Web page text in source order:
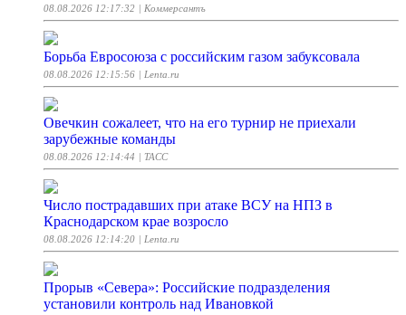
08.08.2026 12:17:32 | Коммерсантъ
Борьба Евросоюза с российским газом забуксовала
08.08.2026 12:15:56 | Lenta.ru
Овечкин сожалеет, что на его турнир не приехали
зарубежные команды
08.08.2026 12:14:44 | ТАСС
Число пострадавших при атаке ВСУ на НПЗ в
Краснодарском крае возросло
08.08.2026 12:14:20 | Lenta.ru
Прорыв «Севера»: Российские подразделения
установили контроль над Ивановкой